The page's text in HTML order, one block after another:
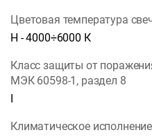
Цветовая температура
Н - 4000÷6000 К
Класс защиты от
МЭК 60598-1, раздел 8
Климатическое